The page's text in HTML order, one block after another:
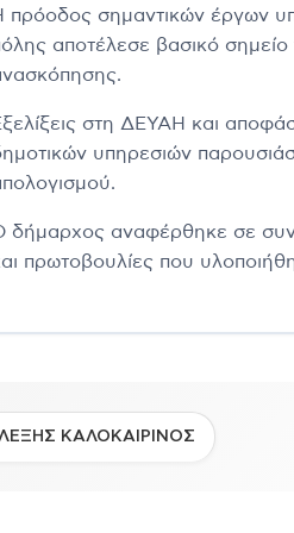
πρόοδος σημαντικών έργων
αποτέλεσε βασικό σημείο
στη ΔΕΥΑΗ και
υπηρεσιών
δήμαρχος αναφέρθηκε σε
πρωτοβουλίες που
ΚΑΛΟΚΑΙΡΙΝΟΣ